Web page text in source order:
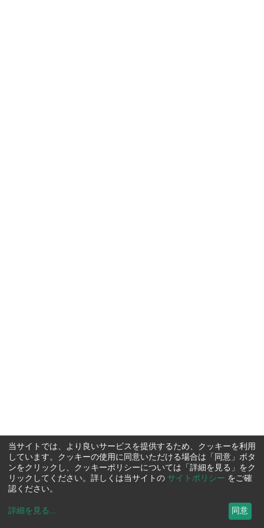
当サイトでは、より良いサービスを提供するため、クッキーを利用
しています。クッキーの使用に同意いただける場合は「同意」ボタ
ンをクリックし、クッキーポリシーについては「詳細を見る」をク
リックしてください。詳しくは当サイトの サイトポリシー をご確
認ください。
詳細を見る ... 同意